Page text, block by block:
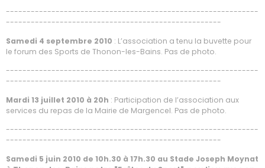
-------------------------------------------------------------
----------------------------------------------------
Samedi 4 septembre 2010 : L’association a tenu la buvette pour
le forum des Sports de Thonon-les-Bains. Pas de photo.
-------------------------------------------------------------
----------------------------------------------------
Mardi 13 juillet 2010 à 20h : Participation de l’association aux
services du repas de la Mairie de Margencel. Pas de photo.
-------------------------------------------------------------
----------------------------------------------------
Samedi 5 juin 2010 de 10h.30 à 17h.30 au Stade Joseph Moynat